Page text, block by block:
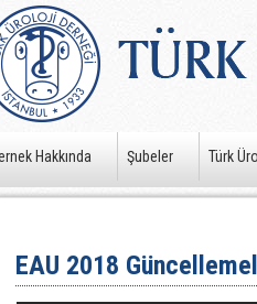
Hakkında Şubeler Türk
EAU 2018